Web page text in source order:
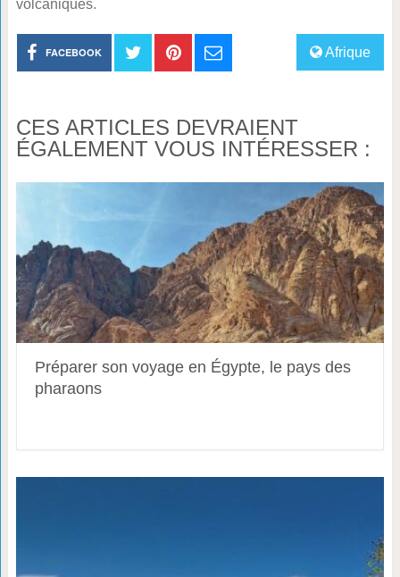
volcaniques.
Afrique
FACEBOOK
CES ARTICLES DEVRAIENT
ÉGALEMENT VOUS INTÉRESSER :
Préparer son voyage en Égypte, le pays des
pharaons